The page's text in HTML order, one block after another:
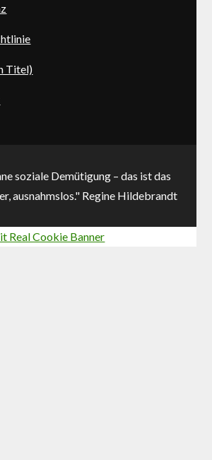
Titel)
soziale Demütigung – das ist das
ausnahmslos." Regine Hildebrandt
Real Cookie Banner